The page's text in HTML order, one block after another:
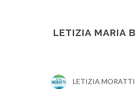
LETIZIA MARIA
LETIZIA MORATTI